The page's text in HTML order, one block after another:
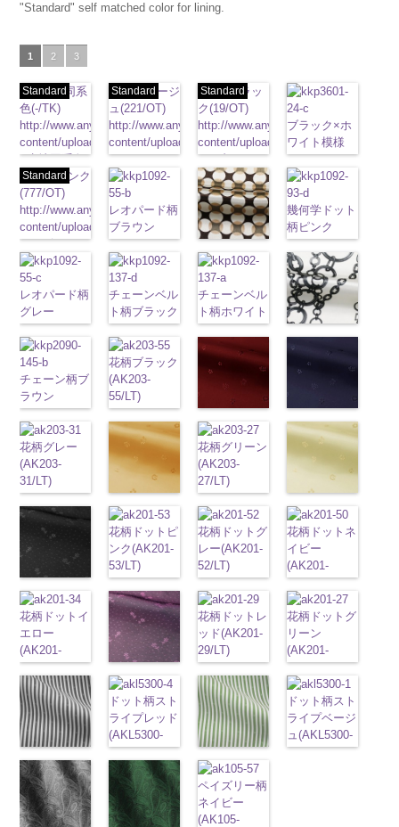
"Standard" self matched color for lining.
1 2 3
生地同系
色(-/TK)
http://www.anys.co.jp/wp-
content/uploads/2013/04/jpg
- 生地同系色
無地 ポリエ
ステル100％
CHARALIST、
d.、
DOLCELABY、
FairyRose、
JEANNE、
LUNAMARY、
LUNAMARY
ラージサイ
ズ、
Macolina、
NUDE、
pinkywolman
0
Standard
ベージ
ュ(221/OT)
http://www.anys.co.jp/wp-
content/uploads/2013/04/221.jpg
221 ベージュ
無地 ポリエ
ステル100％
CHARALIST、
d.、
DOLCELABY、
FairyRose、
JEANNE、
LUNAMARY、
LUNAMARY
ラージサイ
ズ、
Macolina、
NUDE、
pinkywolman
0
Standard
ブラッ
ク(19/OT)
http://www.anys.co.jp/wp-
content/uploads/2013/02/19.jpg
19 ブラック
無地 ポリエ
ステル100％
CHARALIST、
d.、
DOLCELABY、
FairyRose、
JEANNE、
LUNAMARY、
LUNAMARY
ラージサイ
ズ、
Macolina、
NUDE、
0
Standard
ブラック×ホ
ワイト模様
(KKP3601-
24-C)
http://
content/uploads/
24-c.jpg
KKP3601-24-
C ブラック×
ホワイト 模
様 ポリエス
テル100％
DOLCELABY、
FairyRose
6000
ピンク
(777/OT)
http://www.anys.co.jp/wp-
content/uploads/2013/08/777.jpg
777 ピンク
無地 ポリエ
ステル100％
CHARALIST、
d.、
DOLCELABY、
FairyRose、
JEANNE、
LUNAMARY、
LUNAMARY
ラージサイ
ズ、
Macolina、
NUDE、
pinkywolman
0
Standard
レオパード柄
ブラウン
(KKP1092-
55-B/UN)
http://www.anys.co.jp/wp-
content/uploads/2013/08/kkp1092-
55-b.jpg
KKP1092-55-
B ブラウン
レオパード柄
ポリエステル
100％
DOLCELABY
6000
柄ベージュ
(KKP1092-
93-C/UN)
http://www.anys.co.jp/wp-
93-c.jpg
KKP1092-93-
ベージュ
幾何学ドット
テル100％
DOLCELABY
6000
幾何学ドット
柄ピンク
(KKP1092-
93-D/UN)
http://
content/uploads/
93-d.jpg
KKP1092-93-
D
何学ドット柄
ポリエステル
DOLCELABY
6000
レオパード柄
グレー
(KKP1092-
55-C/UN)
http://www.anys.co.jp/wp-
content/uploads/2013/08/kkp1092-
55-c.jpg
KKP1092-55-
C グレー レ
オパード柄
ポリエステル
100％
DOLCELABY
6000
チェーンベル
ト柄ブラック
(KKP1092-
137-D/UN)
http://www.anys.co.jp/wp-
content/uploads/2013/08/kkp1092-
137-d.jpg
KKP1092-
137-D ブラッ
チェーン
ベルト柄
リエステル
100％
DOLCELABY
6000
チェーンベル
ト柄ホワイト
(KKP1092-
137-A/UN)
http://www.anys.co.jp/wp-
content/uploads/2013/08/kkp1092-
KKP1092-
137-A ホワイ
ト チェーン
ベルト柄
リエステル
100％
DOLCELABY
6000
ワイト
(KKP2090-
145-A/UN)
145-a.jpg
KKP2090-
ホワイ
チェーン
テル100％
DOLCELABY
6000
チェーン柄ブ
ラウン
(KKP21090-
145-B/UN)
http://www.anys.co.jp/wp-
content/uploads/2013/08/kkp2090-
145-b.jpg
KKP2090-
145-B ブラウ
チェーン
柄
テル100％
DOLCELABY
6000
花柄ブラック
(AK203-
55/LT)
http://www.anys.co.jp/wp-
content/uploads/2013/05/ak203-
AK203-55
花柄
キュプラ
100％
DOLCELABY、
FairyRose
6000
(AK203-
51/LT)
http://www.anys.co.jp/wp-
content/uploads/2013/05/ak203-
AK203-51 レ
ッド 花柄 キ
ュプラ100％
DOLCELABY、
6000
(AK203-
50/LT)
http://
content/uploads/
AK203-50 ネ
イビー 花柄
キュプラ
100％
FairyRose
6000
花柄グレー
(AK203-
31/LT)
http://www.anys.co.jp/wp-
content/uploads/2013/05/ak203-
31.jpg
AK203-31
レー
花柄
ュプラ100％
DOLCELABY、
FairyRose
6000
(AK203-
29/LT)
http://www.anys.co.jp/wp-
content/uploads/2013/05/ak203-
AK203-29 オ
レンジ
花柄
キュプラ
100％
FairyRose
6000
花柄グリーン
(AK203-
27/LT)
http://www.anys.co.jp/wp-
content/uploads/2013/05/ak203-
27.jpg
AK203-27 グ
リーン
キュプラ
100％
DOLCELABY、
FairyRose
6000
(AK203-
11/LT)
http://
content/uploads/
11 ベージュ
花柄 キュプ
ラ100％
DOLCELABY、
6000
ラック
(AK201-
55/LT)
http://www.anys.co.jp/wp-
55.jpg
AK201-55 ブ
ラック 花柄
ドット キュ
DOLCELABY、
FairyRose
6000
花柄ドットピ
ンク(AK201-
53/LT)
http://www.anys.co.jp/wp-
content/uploads/2013/05/ak201-
53.jpg
AK201-53
ピ
ンク
花柄ド
ット キュプ
ラ100％
DOLCELABY、
FairyRose
6000
花柄ドットグ
レー(AK201-
52/LT)
http://www.anys.co.jp/wp-
content/uploads/2013/04/ak201-
52.jpg
AK201-52 グ
レー 花柄ド
ット キュプ
ラ100％
DOLCELABY、
FairyRose
6000
花柄ドットネ
イビー
(AK201-
50/LT)
http://
content/uploads/
50.jpg
AK201-50
イビー 花柄
ドット キュ
プラ100％
DOLCELABY、
FairyRose
6000
花柄ドットイ
エロー
(AK201-
34/LT)
http://www.anys.co.jp/wp-
content/uploads/2013/04/ak201-
34.jpg
AK201-34 イ
エロー 花柄
ドット キュ
プラ100％
DOLCELABY、
FairyRose
ープル
(AK201-
33/LT)
http://www.anys.co.jp/wp-
33.jpg
AK201-33 パ
ープル 花柄
ドット
キュ
花柄ドットレ
ッド(AK201-
29/LT)
http://www.anys.co.jp/wp-
content/uploads/2013/04/ak201-
29.jpg
AK201-29 レ
ッド 花柄ド
ット キュプ
ラ100％
DOLCELABY、
FairyRose
6000
花柄ドットグ
リーン
(AK201-
27/LT)
http://
content/uploads/
27.jpg
AK201-27 グ
リーン 花柄
ライプブラッ
ク(AKL5300-
5/LT)
http://www.anys.co.jp/wp-
ドット柄スト
ライプレッド
(AKL5300-
4/LT)
http://www.anys.co.jp/wp-
content/uploads/2013/05/akl5300-
4.jpg
AKL5300-4
ライプグリー
ン(AKL5300-
3/LT)
http://www.anys.co.jp/wp-
ドット柄スト
ライプベージ
ュ(AKL5300-
1/LT)
ペイズリー柄
ネイビー
(AK105-